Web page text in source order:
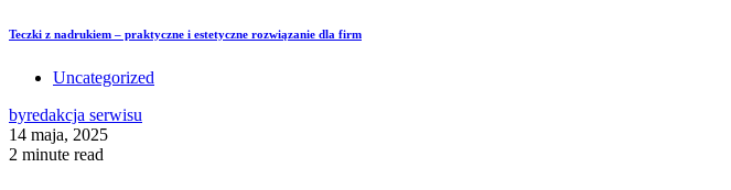
Teczki z nadrukiem – praktyczne i estetyczne rozwiązanie dla firm
Uncategorized
byredakcja serwisu
14 maja, 2025
2 minute read